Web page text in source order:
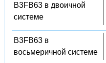
B3FB63 в двоичной
системе
B3FB63 в
восьмеричной системе